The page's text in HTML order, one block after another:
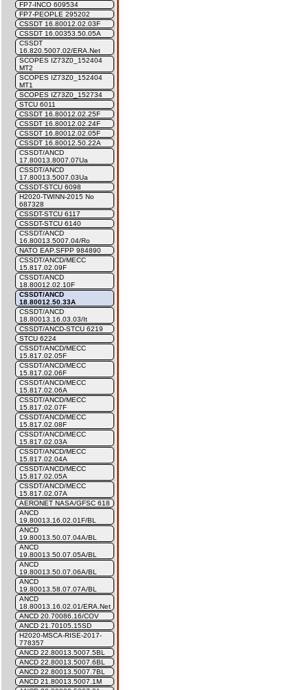
FP7-INCO 609534
FP7-PEOPLE 295202
CSSDT 16.80012.02.03F
CSSDT 16.00353.50.05A
CSSDT
16.820.5007.02/ERA.Net
SCOPES IZ73Z0_152404
MT2
SCOPES IZ73Z0_152404
MT1
SCOPES IZ73Z0_152734
STCU 6011
CSSDT 16.80012.02.25F
CSSDT 16.80012.02.24F
CSSDT 16.80012.02.05F
CSSDT 16.80012.50.22A
CSSDT/ANCD
17.80013.8007.07Ua
CSSDT/ANCD
17.80013.5007.03Ua
CSSDT-STCU 6098
H2020-TWINN-2015 No
687328
CSSDT-STCU 6117
CSSDT-STCU 6140
CSSDT/ANCD
16.80013.5007.04/Ro
NATO EAP.SFPP 984890
CSSDT/ANCD/MECC
15.817.02.09F
CSSDT/ANCD
18.80012.02.10F
CSSDT/ANCD
18.80012.50.33A
CSSDT/ANCD
18.80013.16.03.03/It
CSSDT/ANCD-STCU 6219
STCU 6224
CSSDT/ANCD/MECC
15.817.02.05F
CSSDT/ANCD/MECC
15.817.02.06F
CSSDT/ANCD/MECC
15.817.02.06A
CSSDT/ANCD/MECC
15.817.02.07F
CSSDT/ANCD/MECC
15.817.02.08F
CSSDT/ANCD/MECC
15.817.02.03A
CSSDT/ANCD/MECC
15.817.02.04A
CSSDT/ANCD/MECC
15.817.02.05A
CSSDT/ANCD/MECC
15.817.02.07A
AERONET NASA/GFSC 618
ANCD
19.80013.16.02.01F/BL
ANCD
19.80013.50.07.04A/BL
ANCD
19.80013.50.07.05A/BL
ANCD
19.80013.50.07.06A/BL
ANCD
19.80013.58.07.07A/BL
ANCD
18.80013.16.02.01/ERA.Net
ANCD 20.70086.16/COV
ANCD 21.70105.15SD
H2020-MSCA-RISE-2017-
778357
ANCD 22.80013.5007.5BL
ANCD 22.80013.5007.6BL
ANCD 22.80013.5007.7BL
ANCD 21.80013.5007.1M